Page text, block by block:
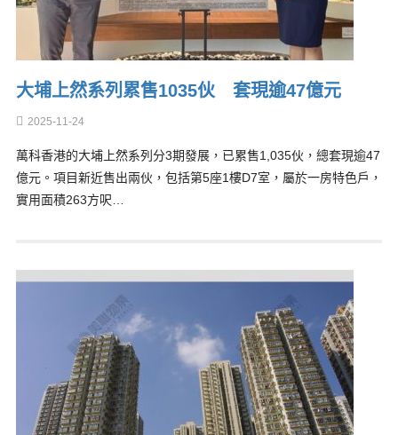
大埔上然系列累售1035伙 套現逾47億元
2025-11-24
萬科香港的大埔上然系列分3期發展，已累售1,035伙，總套現逾47
億元。項目新近售出兩伙，包括第5座1樓D7室，屬於一房特色戶，
實用面積263方呎…